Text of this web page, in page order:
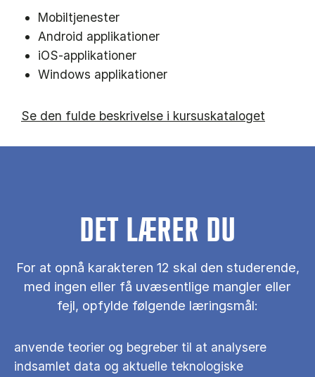
Mobiltjenester
Android applikationer
iOS-applikationer
Windows applikationer
Se den fulde beskrivelse i kursuskataloget
DET LÆRER DU
For at opnå karakteren 12 skal den studerende,
med ingen eller få uvæsentlige mangler eller
fejl, opfylde følgende læringsmål:
anvende teorier og begreber til at analysere
indsamlet data og aktuelle teknologiske